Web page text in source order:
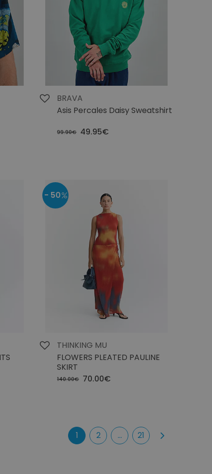
BRAVA
Asis Percales Daisy Sweatshirt
99.90€ 49.95€
THINKING MU
FLOWERS PLEATED PAULINE
SKIRT
140.00€ 70.00€
- 50
1 2 ... 21